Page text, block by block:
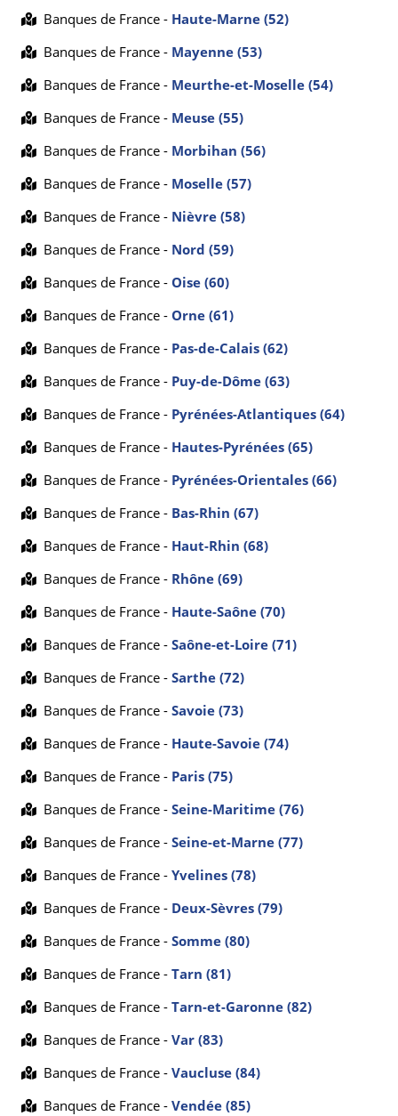
Banques de France - Haute-Marne (52)
Banques de France - Mayenne (53)
Banques de France - Meurthe-et-Moselle (54)
Banques de France - Meuse (55)
Banques de France - Morbihan (56)
Banques de France - Moselle (57)
Banques de France - Nièvre (58)
Banques de France - Nord (59)
Banques de France - Oise (60)
Banques de France - Orne (61)
Banques de France - Pas-de-Calais (62)
Banques de France - Puy-de-Dôme (63)
Banques de France - Pyrénées-Atlantiques (64)
Banques de France - Hautes-Pyrénées (65)
Banques de France - Pyrénées-Orientales (66)
Banques de France - Bas-Rhin (67)
Banques de France - Haut-Rhin (68)
Banques de France - Rhône (69)
Banques de France - Haute-Saône (70)
Banques de France - Saône-et-Loire (71)
Banques de France - Sarthe (72)
Banques de France - Savoie (73)
Banques de France - Haute-Savoie (74)
Banques de France - Paris (75)
Banques de France - Seine-Maritime (76)
Banques de France - Seine-et-Marne (77)
Banques de France - Yvelines (78)
Banques de France - Deux-Sèvres (79)
Banques de France - Somme (80)
Banques de France - Tarn (81)
Banques de France - Tarn-et-Garonne (82)
Banques de France - Var (83)
Banques de France - Vaucluse (84)
Banques de France - Vendée (85)